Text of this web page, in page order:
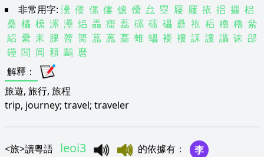
非常用字: 㶟 偻 傫 僂 儢 儽 厽 塁 屦 屨 挔 捛 攂 梠
櫐 櫑 欙 漯 灅 焒 畾 癗 磊 磥 礌 礧 礨 祣 稆 穞 穭 絫
絽 纍 耒 腂 膂 膐 蕌 藟 蘽 蜼 蠝 褛 褸 誄 謱 讄 诔 郘
鑸 閭 闾 頛 鸓 麿
解釋 ：
旅遊, 旅行, 旅程
trip, journey; travel; traveler
<旅>讀粵語 leoi3 的依據有 ：
李